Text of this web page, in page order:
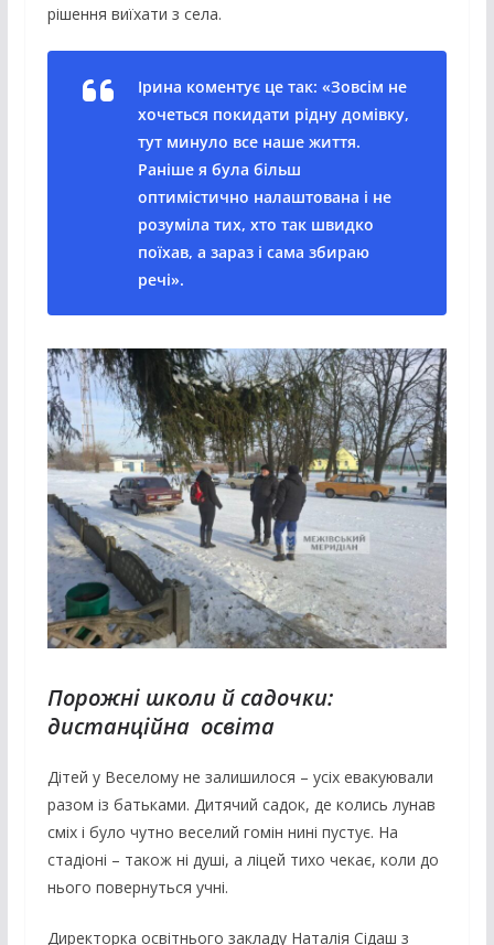
рішення виїхати з села.
Ірина коментує це так: «Зовсім не
хочеться покидати рідну домівку,
тут минуло все наше життя.
Раніше я була більш
оптимістично налаштована і не
розуміла тих, хто так швидко
поїхав, а зараз і сама збираю
речі».
Порожні школи й садочки:
дистанційна освіта
Дітей у Веселому не залишилося – усіх евакуювали
разом із батьками. Дитячий садок, де колись лунав
сміх і було чутно веселий гомін нині пустує. На
стадіоні – також ні душі, а ліцей тихо чекає, коли до
нього повернуться учні.
Директорка освітнього закладу Наталія Сідаш з